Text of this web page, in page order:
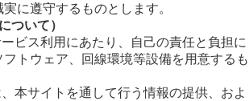
に遵守するものとします。
ついて）
ービス利用にあたり、自己の責任と負担に
トウェア、回線環境等設備を用意するも
、本サイトを通して行う情報の提供、およ